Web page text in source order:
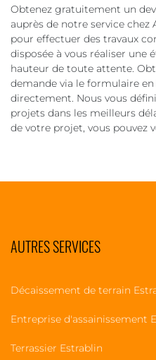
Obtenez gratuitement un
auprès de notre service chez
pour effectuer des travaux
disposée à vous réaliser une
hauteur de toute attente.
demande via le formulaire
directement. Nous vous
projets dans les meilleurs
de votre projet, vous pouvez
AUTRES SERVICES
Décaissement de terrain
Entreprise d'assainissement
Terrassier Estrablin